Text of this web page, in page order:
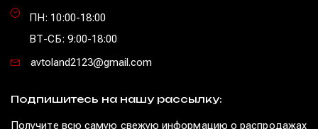
ПН: 10:00-18:00
ВТ-СБ: 9:00-18:00
avtoland2123@gmail.com
Подпишитесь на нашу рассылку:
Получите всю самую свежую информацию о распродажах